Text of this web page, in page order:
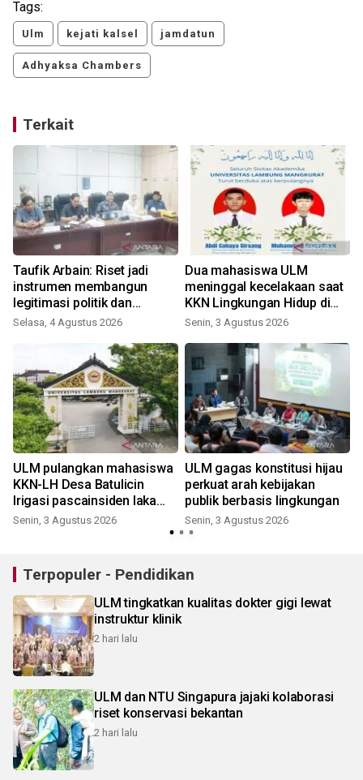
Tags:
Ulm kejati kalsel jamdatun
Adhyaksa Chambers
Terkait
Taufik Arbain: Riset jadi
instrumen membangun
legitimasi politik dan
administratif DOB Gambut
Selasa, 4 Agustus 2026
Dua mahasiswa ULM
meninggal kecelakaan saat
KKN Lingkungan Hidup di
Tanbu
Senin, 3 Agustus 2026
ULM pulangkan mahasiswa
KKN-LH Desa Batulicin
Irigasi pascainsiden laka
maut
Senin, 3 Agustus 2026
ULM gagas konstitusi hijau
perkuat arah kebijakan
publik berbasis lingkungan
Senin, 3 Agustus 2026
Terpopuler - Pendidikan
ULM tingkatkan kualitas dokter gigi lewat
instruktur klinik
2 hari lalu
ULM dan NTU Singapura jajaki kolaborasi
riset konservasi bekantan
2 hari lalu